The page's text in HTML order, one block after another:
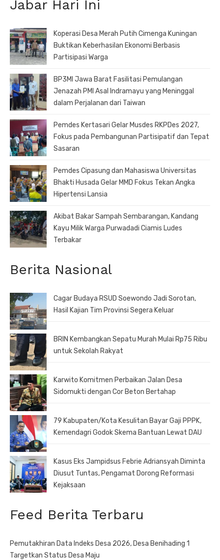
Jabar Hari Ini
Koperasi Desa Merah Putih Cimenga Kuningan
Buktikan Keberhasilan Ekonomi Berbasis
Partisipasi Warga
BP3MI Jawa Barat Fasilitasi Pemulangan
Jenazah PMI Asal Indramayu yang Meninggal
dalam Perjalanan dari Taiwan
Pemdes Kertasari Gelar Musdes RKPDes 2027,
Fokus pada Pembangunan Partisipatif dan Tepat
Sasaran
Pemdes Cipasung dan Mahasiswa Universitas
Bhakti Husada Gelar MMD Fokus Tekan Angka
Hipertensi Lansia
Akibat Bakar Sampah Sembarangan, Kandang
Kayu Milik Warga Purwadadi Ciamis Ludes
Terbakar
Berita Nasional
Cagar Budaya RSUD Soewondo Jadi Sorotan,
Hasil Kajian Tim Provinsi Segera Keluar
BRIN Kembangkan Sepatu Murah Mulai Rp75 Ribu
untuk Sekolah Rakyat
Karwito Komitmen Perbaikan Jalan Desa
Sidomukti dengan Cor Beton Bertahap
79 Kabupaten/Kota Kesulitan Bayar Gaji PPPK,
Kemendagri Godok Skema Bantuan Lewat DAU
Kasus Eks Jampidsus Febrie Adriansyah Diminta
Diusut Tuntas, Pengamat Dorong Reformasi
Kejaksaan
Feed Berita Terbaru
Pemutakhiran Data Indeks Desa 2026, Desa Benihading 1
Targetkan Status Desa Maju